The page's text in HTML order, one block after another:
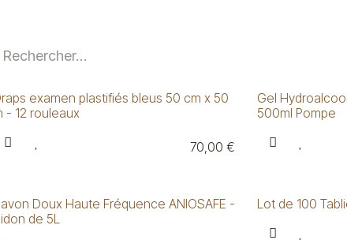
examen plastifiés bleus 50 cm x 50
- 12 rouleaux
70,00 €
Gel
500ml Pompe
Doux Haute Fréquence ANIOSAFE -
de 5L
Lot de 100